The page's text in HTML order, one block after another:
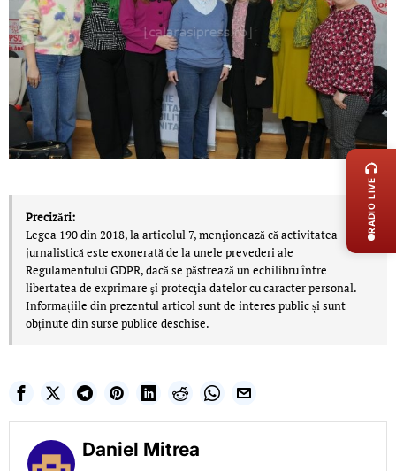
Precizări:
Legea 190 din 2018, la articolul 7, menţionează că activitatea
jurnalistică este exonerată de la unele prevederi ale
Regulamentului GDPR, dacă se păstrează un echilibru între
libertatea de exprimare şi protecţia datelor cu caracter personal.
Informațiile din prezentul articol sunt de interes public și sunt
obținute din surse publice deschise.
Daniel Mitrea
RADIO LIVE